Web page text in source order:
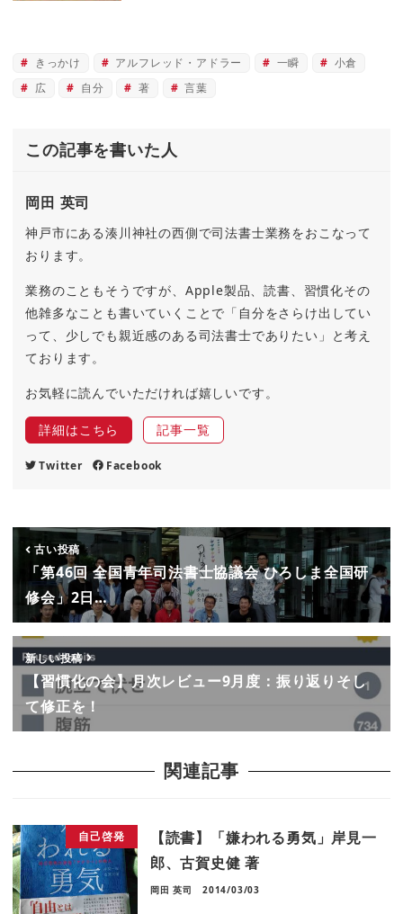
きっかけ アルフレッド・アドラー 一瞬
小倉
広
自分 著 言葉
この記事を書いた人
岡田 英司
神戸市にある湊川神社の西側で司法書士業務をおこなって
おります。
業務のこともそうですが、Apple製品、読書、習慣化その
他雑多なことも書いていくことで「自分をさらけ出してい
って、少しでも親近感のある司法書士でありたい」と考え
ております。
お気軽に読んでいただければ嬉しいです。
詳細はこちら 記事一覧
Twitter Facebook
古い投稿
「第46回 全国青年司法書士協議会 ひろしま全国研
修会」2日…
新しい投稿
【習慣化の会】月次レビュー9月度：振り返りそし
て修正を！
関連記事
自己啓発
【読書】「嫌われる勇気」岸見一
郎、古賀史健 著
岡田 英司 2014/03/03